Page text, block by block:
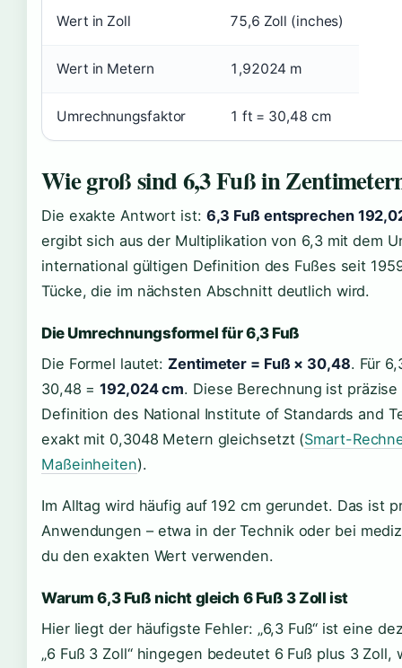
Wert in Zoll 75,6 Zoll (inches)
Wert in Metern 1,92024 m
Umrechnungsfaktor 1 ft = 30,48 cm
Wie groß sind 6,3 Fuß in
Die exakte Antwort ist: 6,3 Fuß entsprechen
ergibt sich aus der Multiplikation von 6,3 mit dem
international gültigen Definition des Fußes seit
Tücke, die im nächsten Abschnitt deutlich wird.
Die Umrechnungsformel für 6,3 Fuß
Die Formel lautet:Zentimeter = Fuß × 30,48. Für
30,48 =192,024 cm. Diese Berechnung ist
Definition des National Institute of Standards and
exakt mit 0,3048 Metern gleichsetzt (Smart-
Maßeinheiten).
Im Alltag wird häufig auf 192 cm gerundet. Das ist
Anwendungen – etwa in der Technik oder bei
du den exakten Wert verwenden.
Warum 6,3 Fuß nicht gleich 6 Fuß 3 Zoll ist
Hier liegt der häufigste Fehler: „6,3 Fuß“ ist eine
„6 Fuß 3 Zoll“ hingegen bedeutet 6 Fuß plus 3 Zoll,